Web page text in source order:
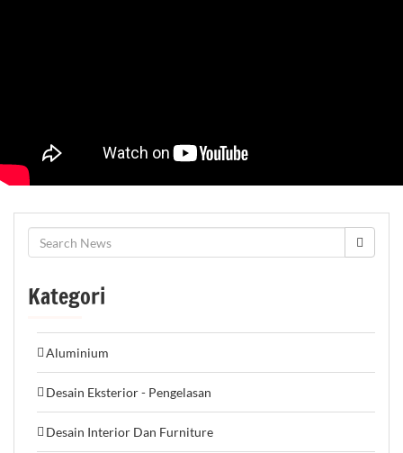
Kategori
Aluminium
Desain Eksterior - Pengelasan
Desain Interior Dan Furniture